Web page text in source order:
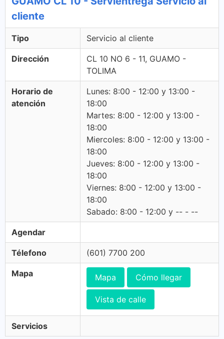
cliente
Tipo Servicio al cliente
Dirección
CL 10 NO 6 - 11, GUAMO -
TOLIMA
Horario de
atención
Lunes: 8:00 - 12:00 y 13:00 -
18:00
Martes: 8:00 - 12:00 y 13:00 -
18:00
Miercoles: 8:00 - 12:00 y 13:00 -
18:00
Jueves: 8:00 - 12:00 y 13:00 -
18:00
Viernes: 8:00 - 12:00 y 13:00 -
18:00
Sabado: 8:00 - 12:00 y -- - --
Agendar
Télefono (601) 7700 200
Mapa Mapa Cómo llegar
Vista de calle
Servicios